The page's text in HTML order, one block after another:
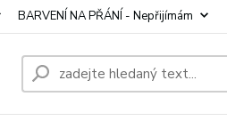
BARVENÍ NA PŘÁNÍ - Nepřijímám